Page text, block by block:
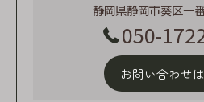
静岡県静岡市葵区一
050-
お問い合わせ